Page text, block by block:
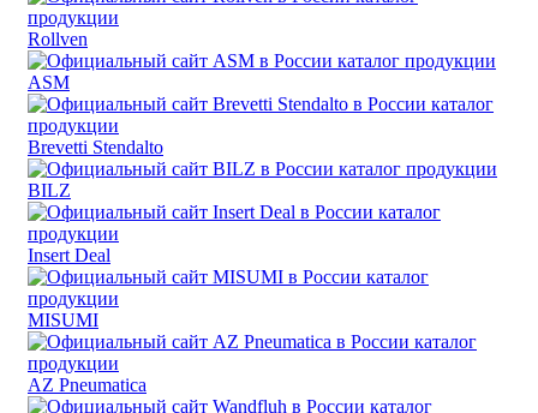
Rollven
ASM
Brevetti Stendalto
BILZ
Insert Deal
MISUMI
AZ Pneumatica